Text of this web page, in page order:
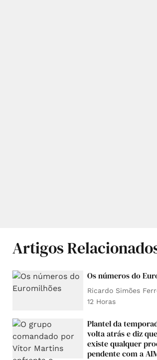
Artigos
Os números do
Ricardo Simões
12 Horas
Plantel da
volta atrás e diz
existe qualquer
pendente com a